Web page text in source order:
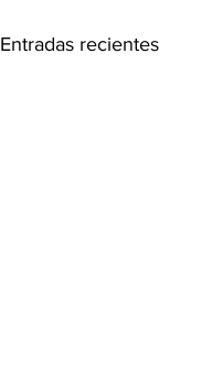
Entradas recientes